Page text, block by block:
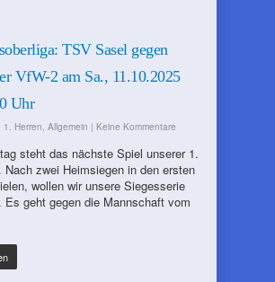
TSV Sasel gegen
VfW-2 am Sa., 11.10.2025
Uhr
1. Herren, Allgemein | Keine Kommentare
steht das nächste Spiel unserer 1.
Nach zwei Heimsiegen in den ersten
wollen wir unsere Siegesserie
Es geht gegen die Mannschaft vom